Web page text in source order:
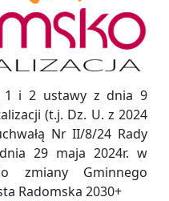
1 i 2 ustawy z dnia 9
(t.j. Dz. U. z 2024
Nr II/8/24 Rady
29 maja 2024r. w
zmiany Gminnego
Radomska 2030+